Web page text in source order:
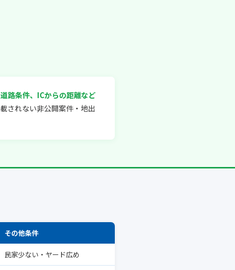
路条件、ICからの距離など
されない非公開案件・地出
その他条件
民家少ない・ヤード広め